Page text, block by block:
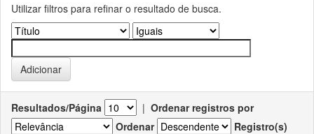
Utilizar filtros para refinar o resultado de busca.
Resultados/Página | Ordenar registros por
Ordenar
Registro(s)